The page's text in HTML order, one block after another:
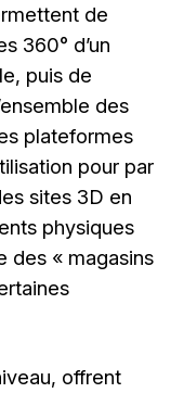
de
360° d’un
puis de
des
plateformes
pour par
sites 3D en
physiques
des « magasins
offrent